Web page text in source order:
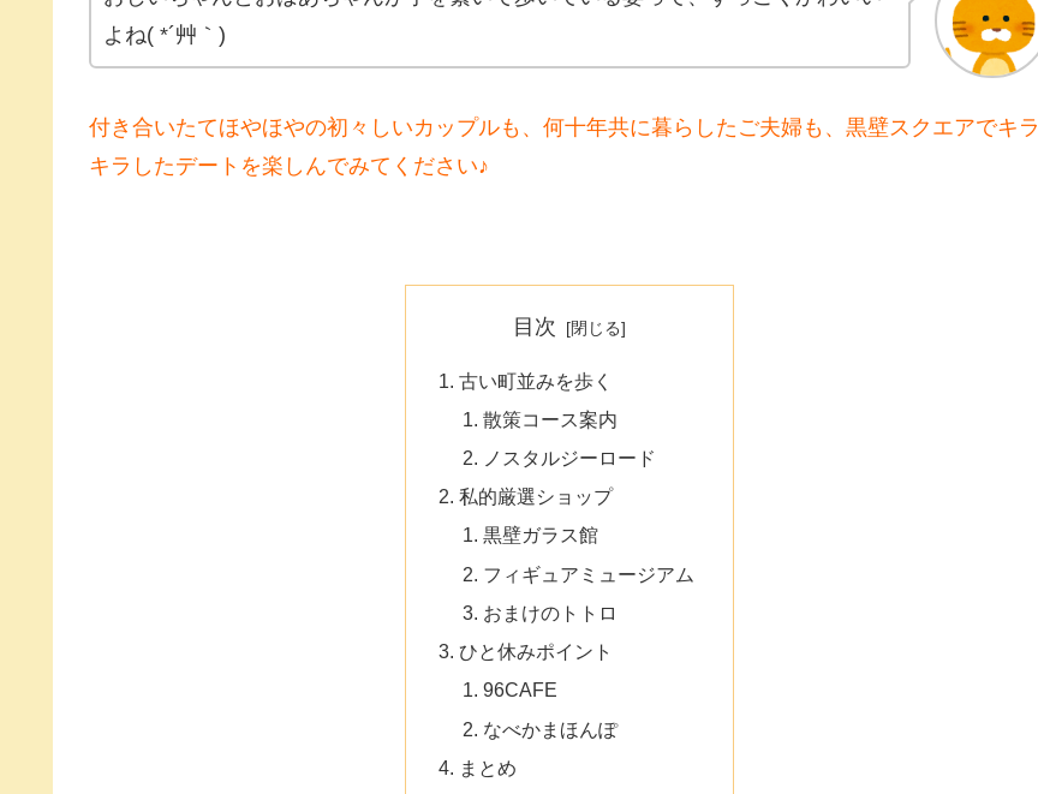
よね( *´艸｀)
付き合いたてほやほやの初々しいカップルも、何十年共に暮らしたご夫婦も、黒壁スクエアでキラ
キラしたデートを楽しんでみてください♪
目次
古い町並みを歩く
散策コース案内
ノスタルジーロード
私的厳選ショップ
黒壁ガラス館
フィギュアミュージアム
おまけのトトロ
ひと休みポイント
96CAFE
なべかまほんぽ
まとめ